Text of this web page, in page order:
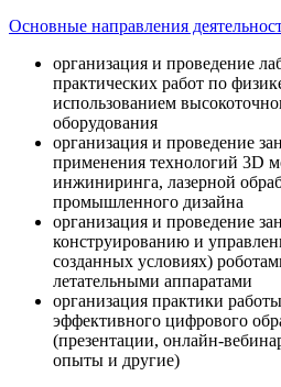
Основные направления
организация и проведение
практических работ по
использованием
оборудования
организация и проведение
применения технологий 3D
инжиниринга, лазерной
промышленного дизайна
организация и проведение
конструированию и
созданных условиях)
летательными аппаратами
организация практики
эффективного цифрового
(презентации, онлайн-
опыты и другие)